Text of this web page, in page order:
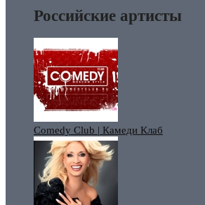
Российские артисты
Comedy Club | Камеди Клаб